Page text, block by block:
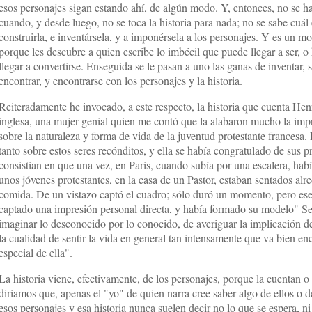
personajes sigan estando ahí, de algún modo. Y, entonces, no se
y desde luego, no se toca la historia para nada; no se sabe
e inventársela, y a imponérsela a los personajes. Y es un
les descubre a quien escribe lo imbécil que puede llegar a ser,
a convertirse. Enseguida se le pasan a uno las ganas de
y encontrarse con los personajes y la historia.
he invocado, a este respecto, la historia que cuenta
una mujer genial quien me contó que la alabaron mucho la
la naturaleza y forma de vida de la juventud protestante
sobre estos seres recónditos, y ella se había congratulado de sus
en que una vez, en París, cuando subía por una escalera,
jóvenes protestantes, en la casa de un Pastor, estaban sentados
De un vistazo captó el cuadro; sólo duró un momento, pero
una impresión personal directa, y había formado su modelo"
lo desconocido por lo conocido, de averiguar la implicación
cualidad de sentir la vida en general tan intensamente que va bien
de ella".
historia viene, efectivamente, de los personajes, porque la cuentan
que, apenas el "yo" de quien narra cree saber algo de ellos o
personajes y esa historia nunca suelen decir no lo que se espera,